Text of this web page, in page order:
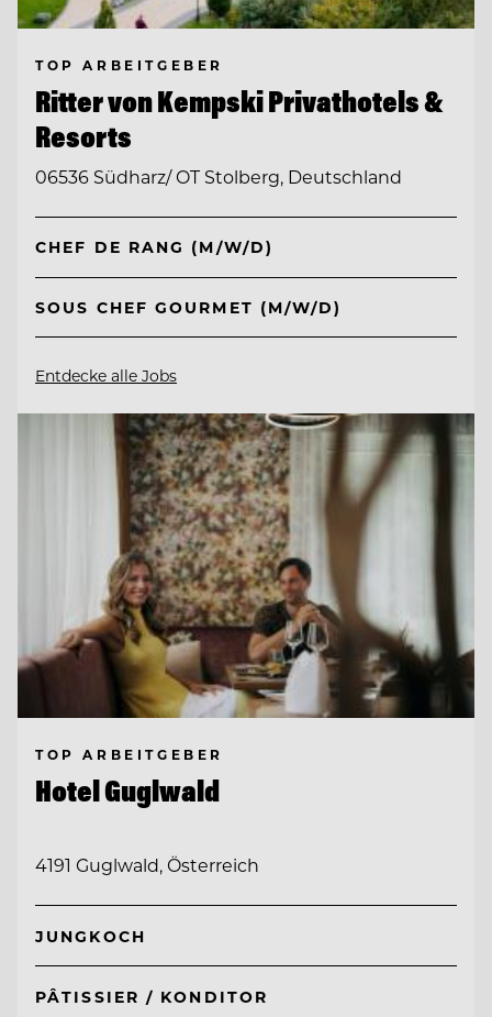
TOP ARBEITGEBER
Ritter von Kempski Privathotels &
Resorts
06536 Südharz/ OT Stolberg, Deutschland
CHEF DE RANG (M/W/D)
SOUS CHEF GOURMET (M/W/D)
Entdecke alle Jobs
TOP ARBEITGEBER
Hotel Guglwald
4191 Guglwald, Österreich
JUNGKOCH
PÂTISSIER / KONDITOR